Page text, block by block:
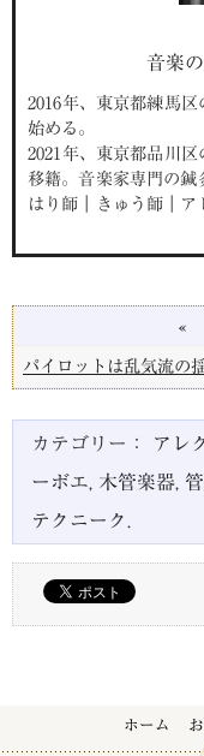
音楽
2016年、東京都練馬
始める。
2021年、東京都品川
移籍。音楽家専門の鍼
はり師｜きゅう師｜
«
パイロットは乱気流の
カテゴリー： アレ
ーボエ
木管楽器
テクニーク
ホーム